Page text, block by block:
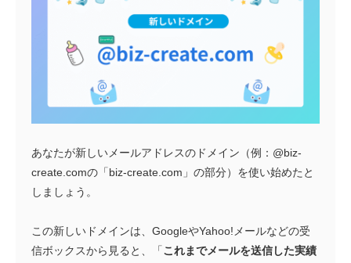
あなたが新しいメールアドレスのドメイン（例：@biz-
create.comの「biz-create.com」の部分）を使い始めたと
しましょう。
この新しいドメインは、GoogleやYahoo!メールなどの受
信ボックスから見ると、「これまでメールを送信した実績